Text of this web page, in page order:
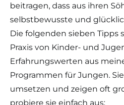
beitragen, dass aus ihren
selbstbewusste und
Die folgenden sieben Tipps
Praxis von Kinder- und
Erfahrungswerten aus
Programmen für Jungen.
umsetzen und zeigen oft
probiere sie einfach aus: